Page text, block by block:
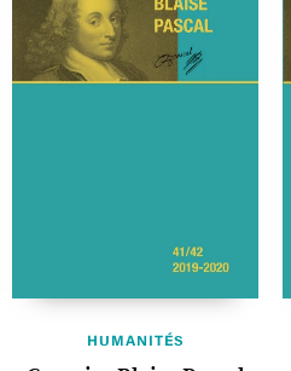
HUMANITÉS